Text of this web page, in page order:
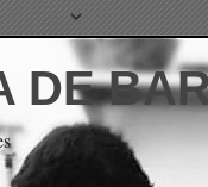
DE